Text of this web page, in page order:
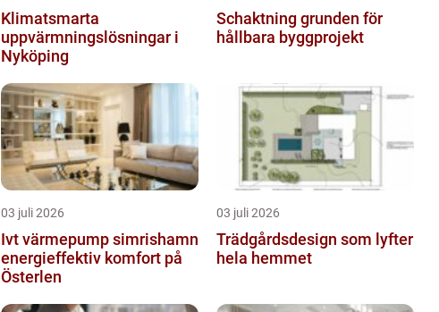
Klimatsmarta
uppvärmningslösningar i
Nyköping
Schaktning grunden för
hållbara byggprojekt
03 juli 2026
Ivt värmepump simrishamn
energieffektiv komfort på
Österlen
03 juli 2026
Trädgårdsdesign som lyfter
hela hemmet